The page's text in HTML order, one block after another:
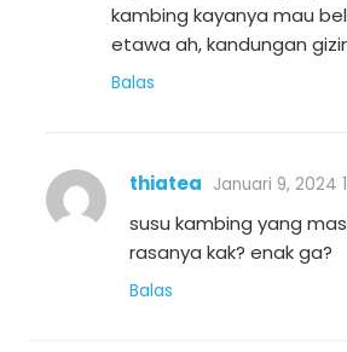
kambing kayanya mau
etawa ah, kandungan
Balas
thiatea Januari 9, 2024
susu kambing yang
rasanya kak? enak ga?
Balas